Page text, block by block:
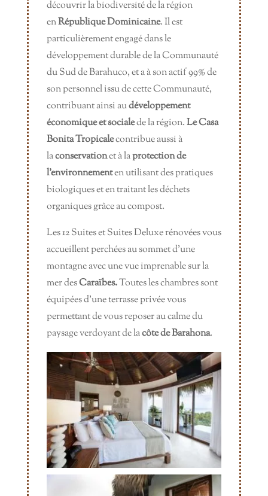
découvrir la biodiversité de la région
enRépublique Dominicaine. Il est
particulièrement engagé dans le
développement durable de la Communauté
du Sud de Barahuco, et a à son actif 99% de
son personnel issu de cette Communauté,
contribuant ainsi audéveloppement
économique et socialede la région.Le Casa
Bonita Tropicalecontribue aussi à
laconservationet à laprotection de
l’environnementen utilisant des pratiques
biologiques et en traitant les déchets
organiques grâce au compost.
Les 12 Suites et Suites Deluxe rénovées vous
accueillent perchées au sommet d’une
montagne avec une vue imprenable sur la
mer desCaraïbes.Toutes les chambres sont
équipées d’une terrasse privée vous
permettant de vous reposer au calme du
paysage verdoyant de lacôte de Barahona.